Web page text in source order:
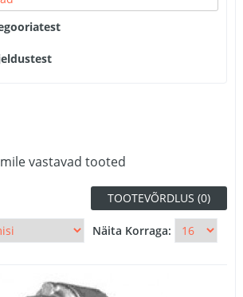
vastavad tooted
TOOTEVÕRDLUS (0)
Näita Korraga: